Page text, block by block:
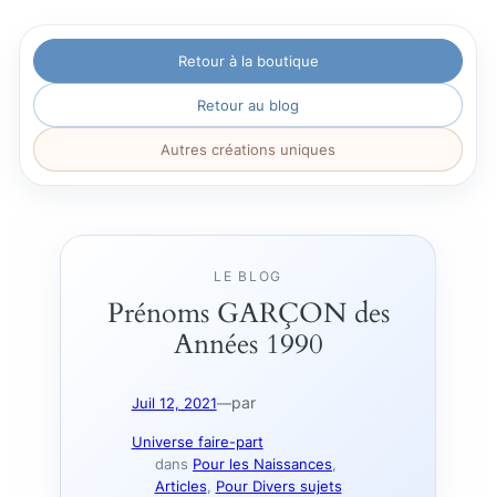
Aller
contenu
Retour à la boutique
Retour au blog
Autres créations uniques
LE BLOG
Prénoms GARÇON des
Années 1990
Juil 12, 2021—par
Universe faire-part
dans Pour les Naissances
Articles, Pour Divers sujets